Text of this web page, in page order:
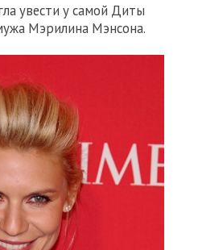
увести у самой Диты
Мэрилина Мэнсона.